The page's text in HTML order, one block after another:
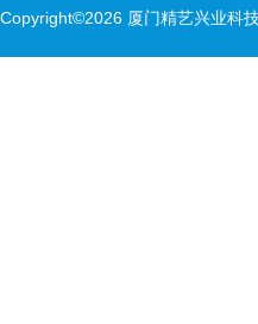
Copyright©2026 厦门精艺兴业科